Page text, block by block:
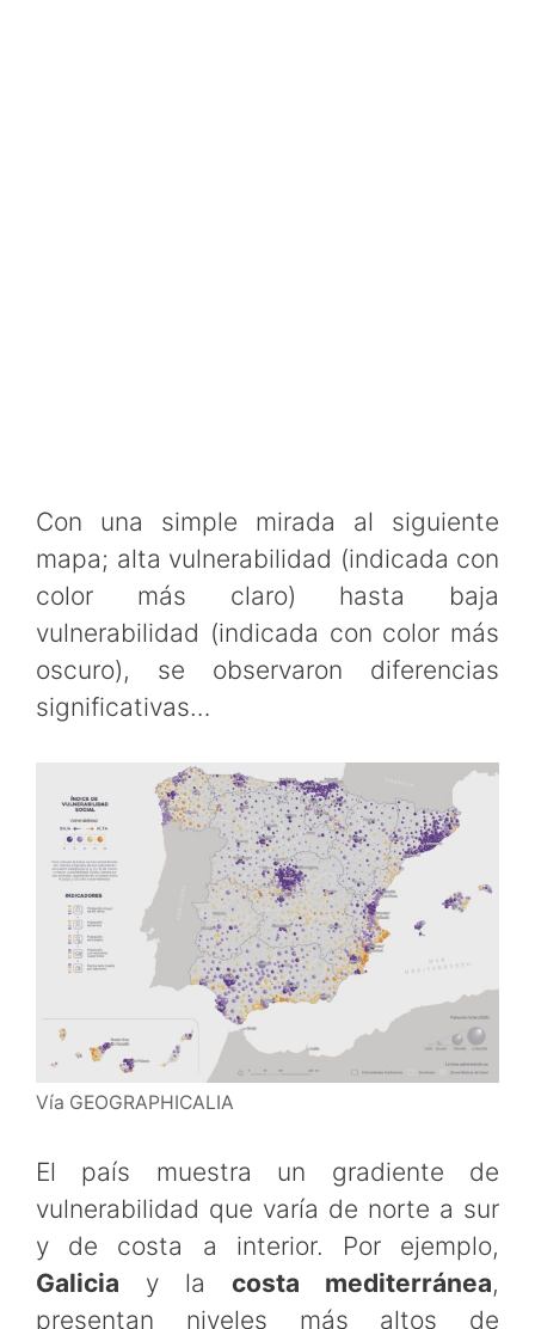
Con una simple mirada al siguiente
mapa; alta vulnerabilidad (indicada con
color más claro) hasta baja
vulnerabilidad (indicada con color más
oscuro), se observaron diferencias
significativas…
Vía GEOGRAPHICALIA
El país muestra un gradiente de
vulnerabilidad que varía de norte a sur
y de costa a interior. Por ejemplo,
Galicia y la costa mediterránea,
presentan niveles más altos de